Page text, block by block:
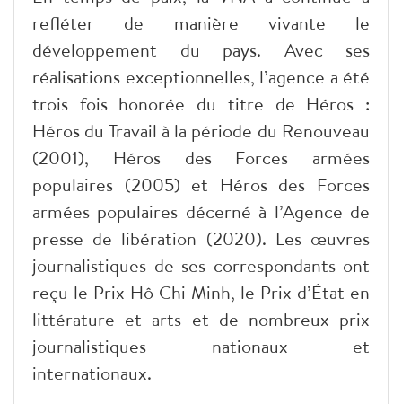
refléter de manière vivante le
développement du pays. Avec ses
réalisations exceptionnelles, l’agence a été
trois fois honorée du titre de Héros :
Héros du Travail à la période du Renouveau
(2001), Héros des Forces armées
populaires (2005) et Héros des Forces
armées populaires décerné à l’Agence de
presse de libération (2020). Les œuvres
journalistiques de ses correspondants ont
reçu le Prix Hô Chi Minh, le Prix d’État en
littérature et arts et de nombreux prix
journalistiques nationaux et
internationaux.